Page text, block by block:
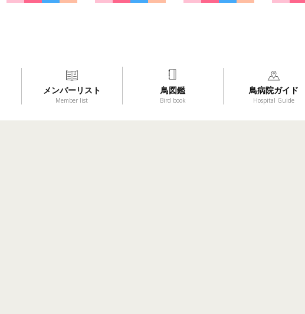
メンバーリスト
Member list
鳥図鑑
Bird book
鳥病院ガイド
Hospital Guide